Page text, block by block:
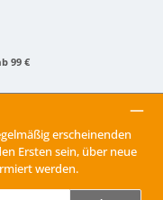
99 €
erscheinenden
Ersten sein, über neue
werden.